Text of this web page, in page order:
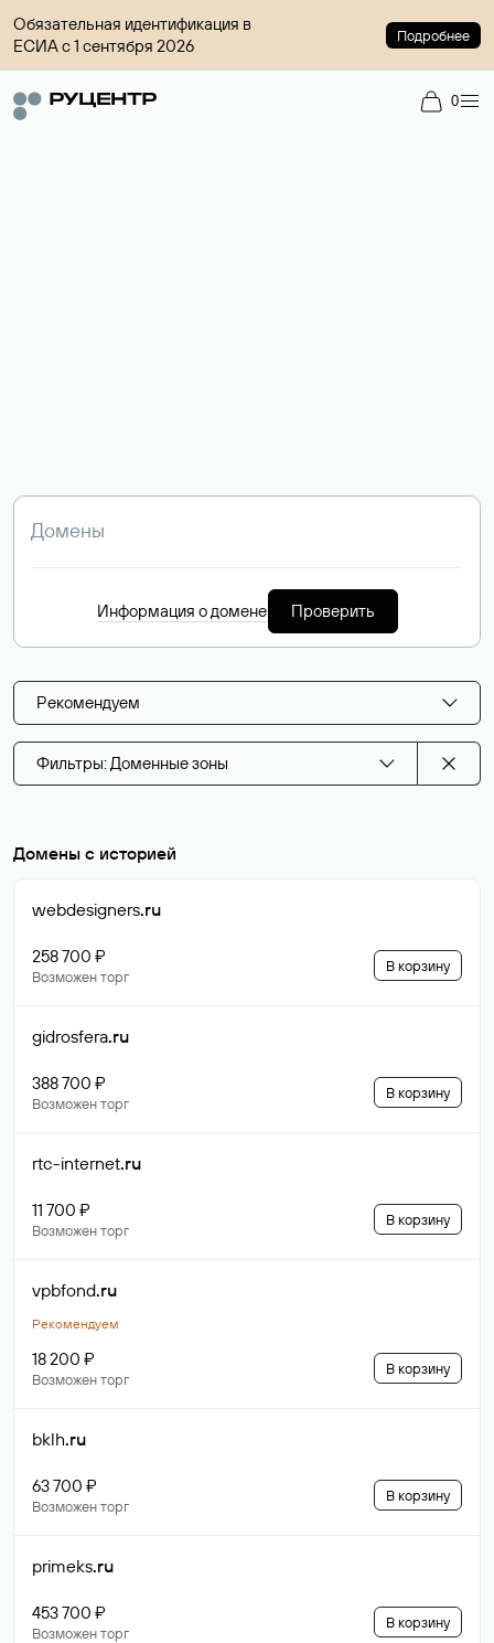
Обязательная идентификация в
ЕСИА с 1 сентября 2026
Подробнее
0
Информация о домене Проверить
Рекомендуем
Фильтры: Доменные зоны
Домены с историей
webdesigners.ru
258 700 ₽
Возможен торг
В корзину
gidrosfera.ru
388 700 ₽
Возможен торг
В корзину
rtc-internet.ru
11 700 ₽
Возможен торг
В корзину
vpbfond.ru
Рекомендуем
18 200 ₽
Возможен торг
В корзину
bklh.ru
63 700 ₽
Возможен торг
В корзину
primeks.ru
453 700 ₽
Возможен торг
В корзину